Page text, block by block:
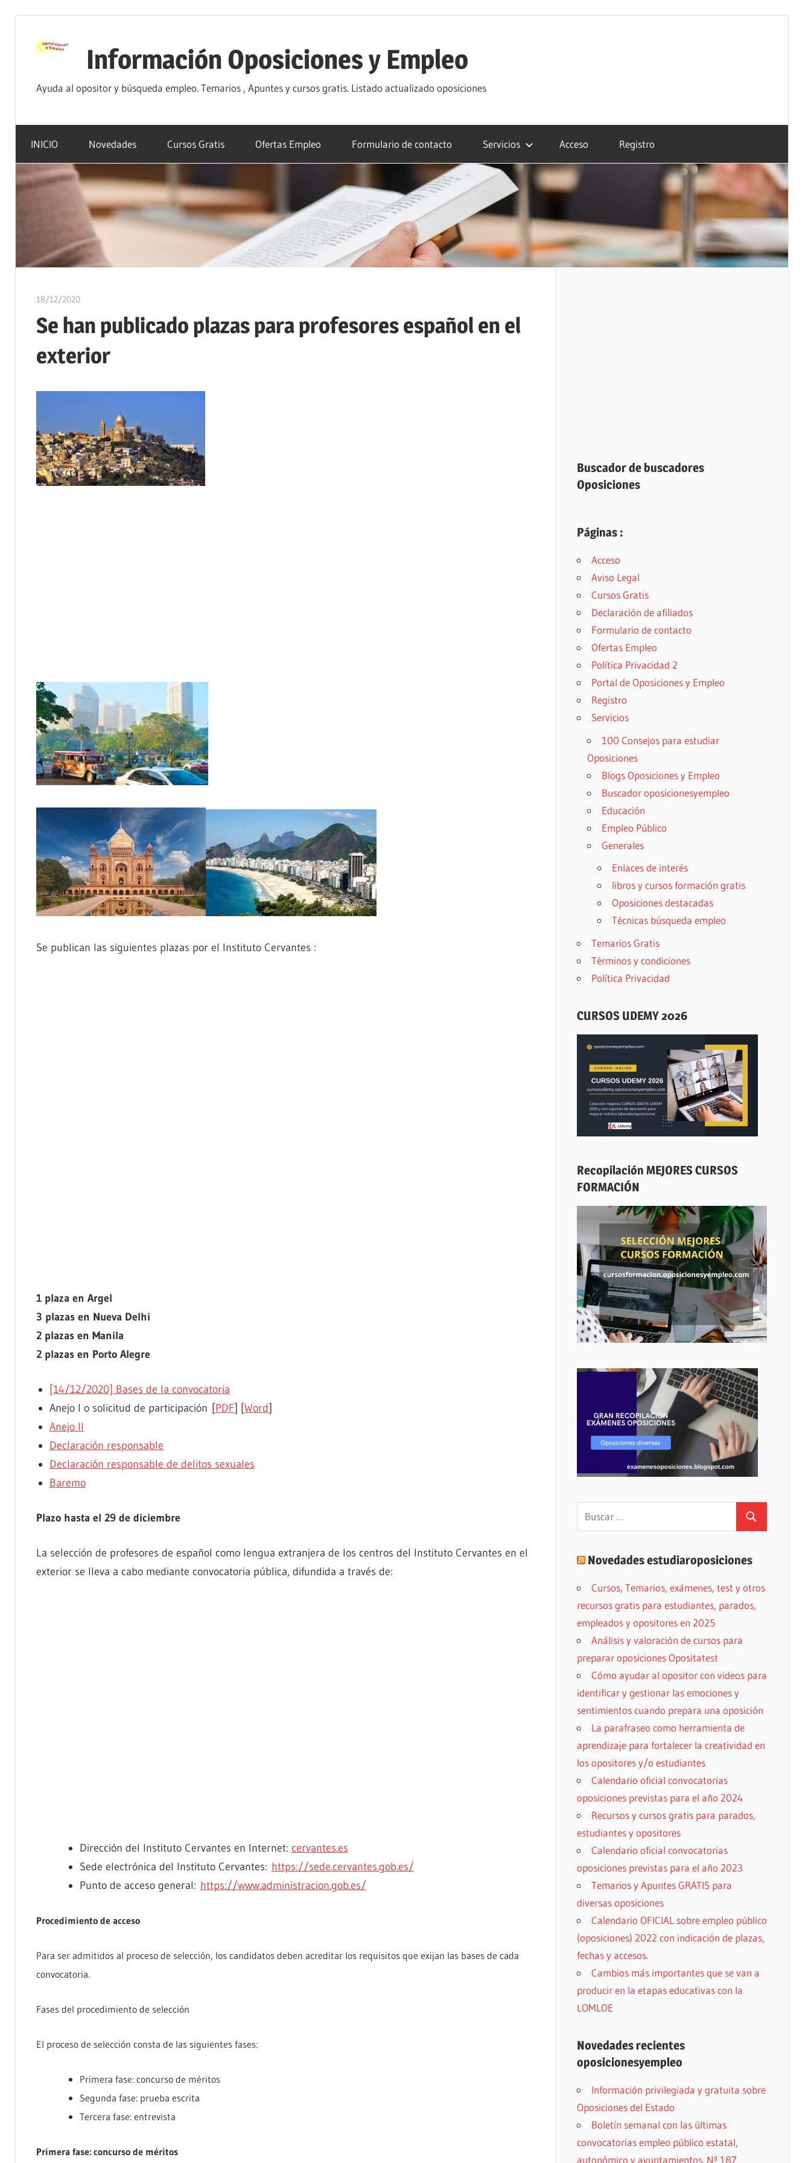
Información Oposiciones y Empleo
Ayuda al opositor y búsqueda empleo. Temarios , Apuntes y cursos gratis. Listado actualizado oposiciones
INICIO Novedades Cursos Gratis Ofertas Empleo Formulario de contacto Servicios Acceso Registro
18/12/2020oposicionesyempleo
Se han publicado plazas para profesores español en el
exterior
Se publican las siguientes plazas por el Instituto Cervantes :
1 plaza en Argel
3 plazas en Nueva Delhi
2 plazas en Manila
2 plazas en Porto Alegre
[14/12/2020] Bases de la convocatoria
Anejo I o solicitud de participación [PDF] [Word]
Anejo II
Declaración responsable
Declaración responsable de delitos sexuales
Baremo
Plazo hasta el 29 de diciembre
La selección de profesores de español como lengua extranjera de los centros del Instituto Cervantes en el
exterior se lleva a cabo mediante convocatoria pública, difundida a través de:
Dirección del Instituto Cervantes en Internet: cervantes.es
Sede electrónica del Instituto Cervantes: https://sede.cervantes.gob.es/
Punto de acceso general: https://www.administracion.gob.es/
Procedimiento de acceso
Para ser admitidos al proceso de selección, los candidatos deben acreditar los requisitos que exijan las bases de cada
convocatoria.
Fases del procedimiento de selección
El proceso de selección consta de las siguientes fases:
Primera fase: concurso de méritos
Segunda fase: prueba escrita
Tercera fase: entrevista
Primera fase: concurso de méritos
Buscador de buscadores
Oposiciones
Páginas :
Acceso
Aviso Legal
Cursos Gratis
Declaración de afiliados
Formulario de contacto
Ofertas Empleo
Política Privacidad 2
Portal de Oposiciones y Empleo
Registro
Servicios
100 Consejos para estudiar
Oposiciones
Blogs Oposiciones y Empleo
Buscador oposicionesyempleo
Educación
Empleo Público
Generales
Enlaces de interés
libros y cursos formación gratis
Oposiciones destacadas
Técnicas búsqueda empleo
Temarios Gratis
Términos y condiciones
Política Privacidad
CURSOS UDEMY 2026
Recopilación MEJORES CURSOS
FORMACIÓN
Buscar:
Buscar
Novedades estudiaroposiciones
Cursos, Temarios, exámenes, test y otros
recursos gratis para estudiantes, parados,
empleados y opositores en 2025
Análisis y valoración de cursos para
preparar oposiciones Opositatest
Cómo ayudar al opositor con videos para
identificar y gestionar las emociones y
sentimientos cuando prepara una oposición
La parafraseo como herramienta de
aprendizaje para fortalecer la creatividad en
los opositores y/o estudiantes
Calendario oficial convocatorias
oposiciones previstas para el año 2024
Recursos y cursos gratis para parados,
estudiantes y opositores
Calendario oficial convocatorias
oposiciones previstas para el año 2023
Temarios y Apuntes GRATIS para
diversas oposiciones
Calendario OFICIAL sobre empleo público
(oposiciones) 2022 con indicación de plazas,
fechas y accesos.
Cambios más importantes que se van a
producir en la etapas educativas con la
LOMLOE
Novedades recientes
oposicionesyempleo
Información privilegiada y gratuita sobre
Oposiciones del Estado
Boletín semanal con las últimas
convocatorias empleo público estatal,
autonómico y ayuntamientos. Nº 187